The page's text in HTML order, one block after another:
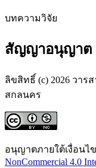
บทความวิจัย
สัญญาอนุญาต
ลิขสิทธิ์ (c) 2026 วา
สกลนคร
อนุญาตภายใต้เงื่อนไข
NonCommercial 4.0